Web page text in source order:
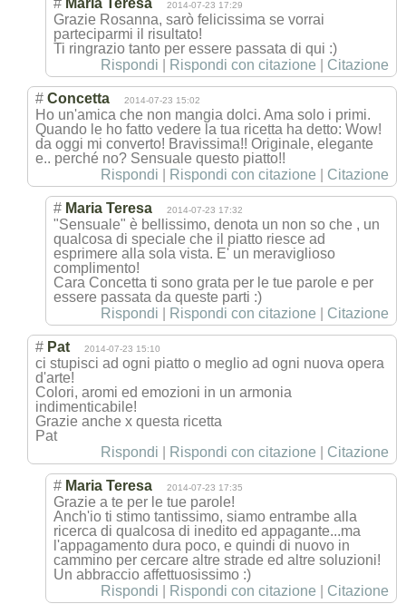
# Maria Teresa 2014-07-23 17:29
Grazie Rosanna, sarò felicissima se vorrai
parteciparmi il risultato!
Ti ringrazio tanto per essere passata di qui :)
Rispondi
Rispondi con citazione Citazione
# Concetta 2014-07-23 15:02
Ho un'amica che non mangia dolci. Ama solo i primi.
Quando le ho fatto vedere la tua ricetta ha detto: Wow!
da oggi mi converto! Bravissima!! Originale, elegante
e.. perché no? Sensuale questo piatto!!
Rispondi
Rispondi con citazione Citazione
# Maria Teresa 2014-07-23 17:32
"Sensuale" è bellissimo, denota un non so che , un
qualcosa di speciale che il piatto riesce ad
esprimere alla sola vista. E' un meraviglioso
complimento!
Cara Concetta ti sono grata per le tue parole e per
essere passata da queste parti :)
Rispondi
Rispondi con citazione Citazione
# Pat 2014-07-23 15:10
ci stupisci ad ogni piatto o meglio ad ogni nuova opera
d'arte!
Colori, aromi ed emozioni in un armonia
indimenticabile!
Grazie anche x questa ricetta
Pat
Rispondi
Rispondi con citazione Citazione
# Maria Teresa 2014-07-23 17:35
Grazie a te per le tue parole!
Anch'io ti stimo tantissimo, siamo entrambe alla
ricerca di qualcosa di inedito ed appagante...ma
l'appagamento dura poco, e quindi di nuovo in
cammino per cercare altre strade ed altre soluzioni!
Un abbraccio affettuosissimo :)
Rispondi
Rispondi con citazione Citazione